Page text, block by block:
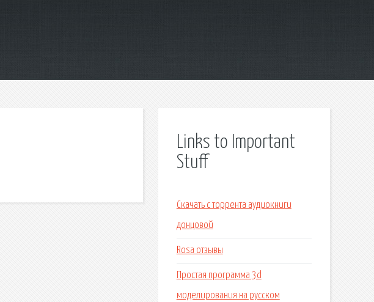
Links to Important
Stuff
Скачать с торрента аудиокниги
донцовой
Rosa отзывы
Простая программа 3d
моделирования на русском